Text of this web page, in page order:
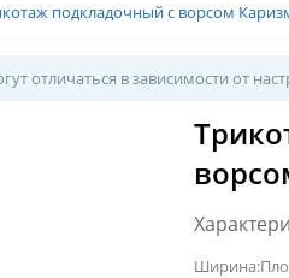
подкладочный с ворсом
отличаться в зависимости от
Ширина: